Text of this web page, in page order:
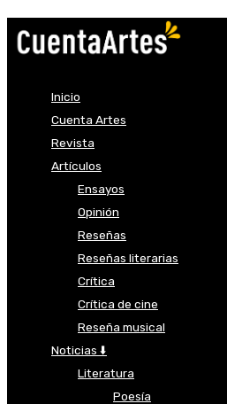
Inicio
Cuenta Artes
Revista
Artículos
Ensayos
Opinión
Reseñas
Reseñas literarias
Crítica
Crítica de cine
Reseña musical
Noticias ⬇️
Literatura
Poesía